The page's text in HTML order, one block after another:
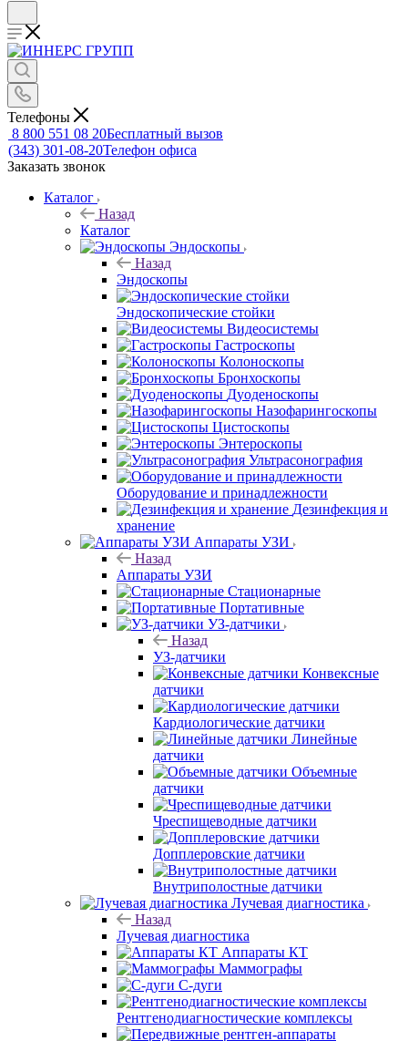
Телефоны
8 800 551 08 20Бесплатный вызов
(343) 301-08-20Телефон офиса
Заказать звонок
Каталог
Назад
Каталог
Эндоскопы
Назад
Эндоскопы
Эндоскопические стойки
Видеосистемы
Гастроскопы
Колоноскопы
Бронхоскопы
Дуоденоскопы
Назофарингоскопы
Цистоскопы
Энтероскопы
Ультрасонография
Оборудование и принадлежности
Дезинфекция и
хранение
Аппараты УЗИ
Назад
Аппараты УЗИ
Стационарные
Портативные
УЗ-датчики
Назад
УЗ-датчики
Конвексные
датчики
Кардиологические датчики
Линейные
датчики
Объемные
датчики
Чреспищеводные датчики
Допплеровские датчики
Внутриполостные датчики
Лучевая диагностика
Назад
Лучевая диагностика
Аппараты КТ
Маммографы
С-дуги
Рентгенодиагностические комплексы